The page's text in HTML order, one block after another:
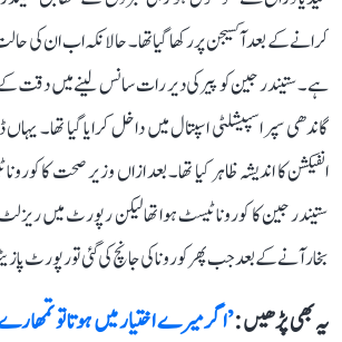
کرانے کے بعد آکسیجن پر رکھا گیا تھا۔ حالانکہ اب ان کی
ہے۔ ستیندر جین کو پیر کی دیر رات سانس لینے میں دقت کے
گاندھی سپر اسپیشلٹی اسپتال میں داخل کرایا گیا تھا۔
انفیکشن کا اندیشہ ظاہر کیا تھا۔ بعد ازاں وزیر صحت کا
ستیندر جین کا کورونا ٹیسٹ ہوا تھا لیکن رپورٹ میں ریزلٹ
بخار آنے کے بعد جب پھر کورونا کی جانچ کی گئی تو رپورٹ
یہ بھی پڑھیں :’اگر میرے اختیار میں ہوتا تو